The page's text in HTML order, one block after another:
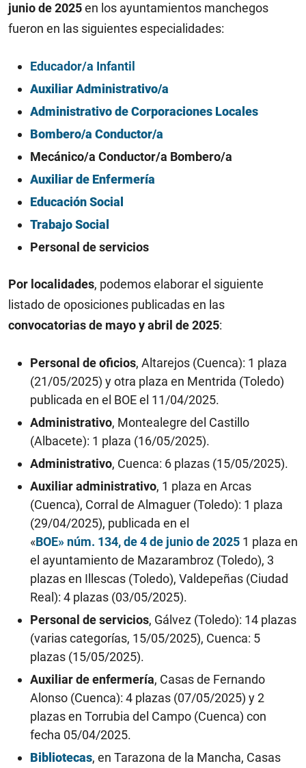
junio de2025en los ayuntamientos manchegos
fueron en las siguientes especialidades:
Educador/a Infantil
Auxiliar Administrativo/a
Administrativo de Corporaciones Locales
Bombero/a Conductor/a
Mecánico/a Conductor/a Bombero/a
Auxiliar de Enfermería
Educación Social
Trabajo Social
Personal de servicios
Por localidades, podemos elaborar el siguiente
listado de oposiciones publicadas en las
convocatorias de mayo y abril de 2025:
Personal de oficios, Altarejos (Cuenca): 1 plaza
(21/05/2025) y otra plaza en Mentrida (Toledo)
publicada en el BOE el 11/04/2025.
Administrativo, Montealegre del Castillo
(Albacete): 1 plaza (16/05/2025).
Administrativo, Cuenca: 6 plazas (15/05/2025).
Auxiliar administrativo, 1 plaza en Arcas
(Cuenca), Corral de Almaguer (Toledo): 1 plaza
(29/04/2025), publicada en el
«BOE» núm. 134, de 4 de junio de 2025 1 plaza en
el ayuntamiento de Mazarambroz (Toledo), 3
plazas en Illescas (Toledo), Valdepeñas (Ciudad
Real): 4 plazas (03/05/2025).
Personal de servicios, Gálvez (Toledo): 14 plazas
(varias categorías, 15/05/2025), Cuenca: 5
plazas (15/05/2025).
Auxiliar de enfermería, Casas de Fernando
Alonso (Cuenca): 4 plazas (07/05/2025) y 2
plazas en Torrubia del Campo (Cuenca) con
fecha 05/04/2025.
Bibliotecas, en Tarazona de la Mancha, Casas